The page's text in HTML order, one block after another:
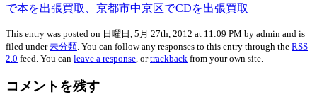
で本を出張買取、京都市中京区でCDを出張買取
This entry was posted on 日曜日, 5月 27th, 2012 at 11:09 PM by admin and is
filed under未分類 . You can follow any responses to this entry through the RSS
2.0 feed. You can leave a response , ortrackback from your own site.
コメントを残す